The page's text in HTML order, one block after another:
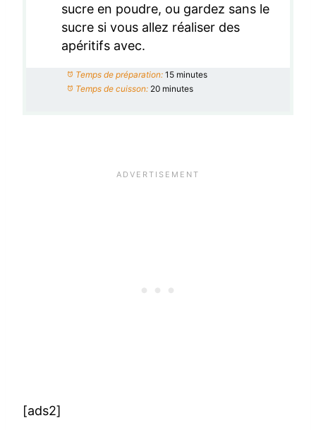
sucre en poudre, ou gardez sans le
sucre si vous allez réaliser des
apéritifs avec.
Temps de préparation: 15 minutes
Temps de cuisson: 20 minutes
[ads2]